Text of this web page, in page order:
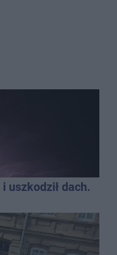
uszkodził dach.